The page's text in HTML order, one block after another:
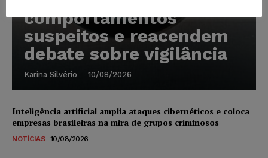
comportamentos
suspeitos e reacendem
debate sobre vigilância
Karina Silvério - 10/08/2026
Inteligência artificial amplia ataques cibernéticos e coloca
empresas brasileiras na mira de grupos criminosos
NOTÍCIAS 10/08/2026